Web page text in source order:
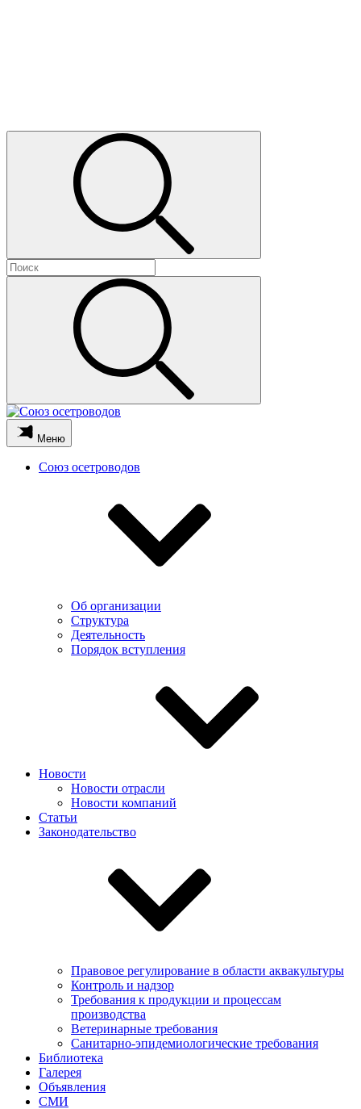
Меню
Союз осетроводов
Об организации
Структура
Деятельность
Порядок вступления
Новости
Новости отрасли
Новости компаний
Статьи
Законодательство
Правовое регулирование в области аквакультуры
Контроль и надзор
Требования к продукции и процессам
производства
Ветеринарные требования
Санитарно-эпидемиологические требования
Библиотека
Галерея
Объявления
СМИ